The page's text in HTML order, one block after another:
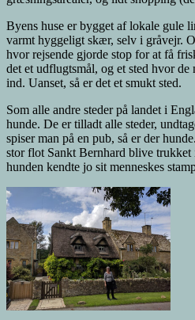
Byens huse er bygget af lokale gule
varmt hyggeligt skær, selv i gråvejr.
hvor rejsende gjorde stop for at få
det et udflugtsmål, og et sted hvor de
ind. Uanset, så er det et smukt sted.
Som alle andre steder på landet i
hunde. De er tilladt alle steder,
spiser man på en pub, så er der
stor flot Sankt Bernhard blive
hunden kendte jo sit menneskes